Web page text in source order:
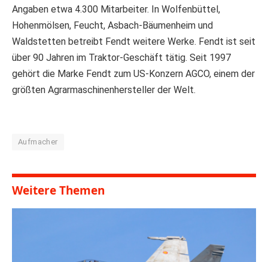
Angaben etwa 4.300 Mitarbeiter. In Wolfenbüttel,
Hohenmölsen, Feucht, Asbach-Bäumenheim und
Waldstetten betreibt Fendt weitere Werke. Fendt ist seit
über 90 Jahren im Traktor-Geschäft tätig. Seit 1997
gehört die Marke Fendt zum US-Konzern AGCO, einem der
größten Agrarmaschinenhersteller der Welt.
Aufmacher
Weitere Themen